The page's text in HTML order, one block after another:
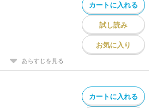
カートに入れる
試し読み
お気に入り
あらすじを見る
カートに入れる